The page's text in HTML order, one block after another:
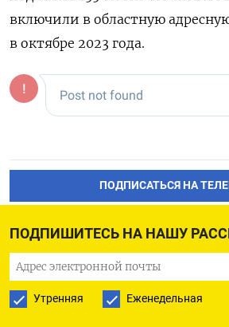
ПОДПИШИТЕСЬ НА НАШУ
Утренняя Еженедельная
включили в областную
в октябре 2023 года.
ПОДПИСАТЬСЯ НА
ПОДПИСАТЬСЯ В